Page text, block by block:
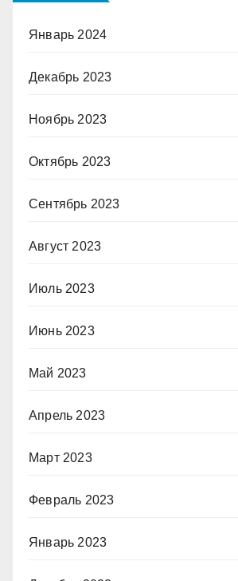
Январь 2024
Декабрь 2023
Ноябрь 2023
Октябрь 2023
Сентябрь 2023
Август 2023
Июль 2023
Июнь 2023
Май 2023
Апрель 2023
Март 2023
Февраль 2023
Январь 2023